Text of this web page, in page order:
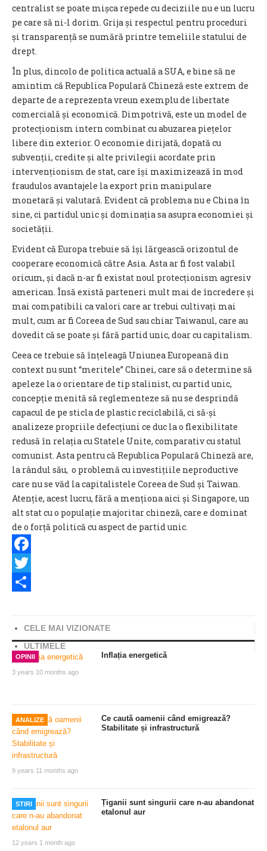
centralist se poate mișca repede cu deciziile nu e un lucru
pe care să ni-l dorim. Grija și respectul pentru proceduri
și transparență se numără printre temeliile statului de
drept.
În plus, dincolo de politica actuală a SUA, e bine să ne
amintim că Republica Populară Chineză este extrem de
departe de a reprezenta vreun exemplu de libertate
comercială și economică. Dimpotrivă, este un model de
protecționism intern combinat cu abuzarea piețelor
libere din exterior. O economie dirijată, dopată cu
subvenții, credite și alte privilegii acordate prin
intervenționism de stat, care își maximizează în mod
fraudulos avantajele la export prin manipulare
monetară și valutară. Evident că problema nu e China în
sine, ci partidul unic și dominația sa asupra economiei și
societății.
Evident că Europa trebuie să își lărgească orizontul de
cooperare economică către Asia. Asta ar fi fost valabil
oricum, și dacă n-ar fi existat noul protecționism agresiv
american. Însă există parteneri mult mai de încredere și
mai compatibili ca valori care ar trebui cultivați mai
mult, cum ar fi Coreea de Sud sau chiar Taiwanul, care au
dovedit că se poate și fără partid unic, doar cu capitalism.
Ceea ce trebuie să înțeleagă Uniunea Europeană din
context nu sunt“meritele” Chinei, care să o determine să
apeleze la o orientare de tip stalinist, cu partid unic,
concepție menită să reglementeze să nu se desprindă
capacul de pe sticla de plastic reciclabilă, ci să-și
analizeze propriile defecțiuni ce duc la o flexibilitate
redusă în relația cu Statele Unite, comparativ cu statul
comunist. Asta pentru că Republica Populară Chineză are,
la rândul său, o problemă cu investițiile neproductive
care nu se văd la capitalistele Coreea de Sud și Taiwan.
Atenție, acest lucru, fără a menționa aici și Singapore, un
alt stat cu o populație majoritar chineză, care e dominat
de o forță politică cu aspect de partid unic.
Facebook
Twitter
CELE MAI VIZIONATE
ULTIMELE
OPINII
3 years 10 months ago
Inflația energetică
ANALIZE
9 years 11 months ago
Ce caută oamenii când emigrează?
Stabilitate și infrastructură
STIRI
12 years 1 month ago
Țiganii sunt singurii care n-au abandonat
etalonul aur